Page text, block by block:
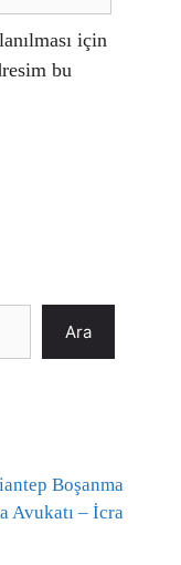
için
bu
Ara
Boşanma
Avukatı – İcra